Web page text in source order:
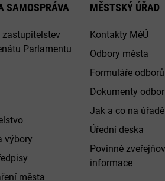
SAMOSPRÁVA
zastupitelstev
Parlamentu
výbory
města
MĚSTSKÝ ÚŘAD
Kontakty MěÚ
Odbory města
Formuláře odborů
Dokumenty
Jak a co na
Úřední deska
Povinně
informace